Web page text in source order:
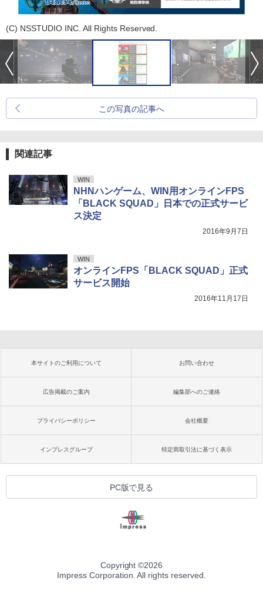
(C) NSSTUDIO INC. All Rights Reserved.
この写真の記事へ
関連記事
WIN
NHNハンゲーム、WIN用オンラインFPS
「BLACK SQUAD」日本での正式サービ
ス決定
2016年9月7日
WIN
オンラインFPS「BLACK SQUAD」正式
サービス開始
2016年11月17日
本サイトのご利用について お問い合わせ
広告掲載のご案内 編集部へのご連絡
プライバシーポリシー 会社概要
インプレスグループ 特定商取引法に基づく表示
PC版で見る
Copyright ©2026
Impress Corporation. All rights reserved.